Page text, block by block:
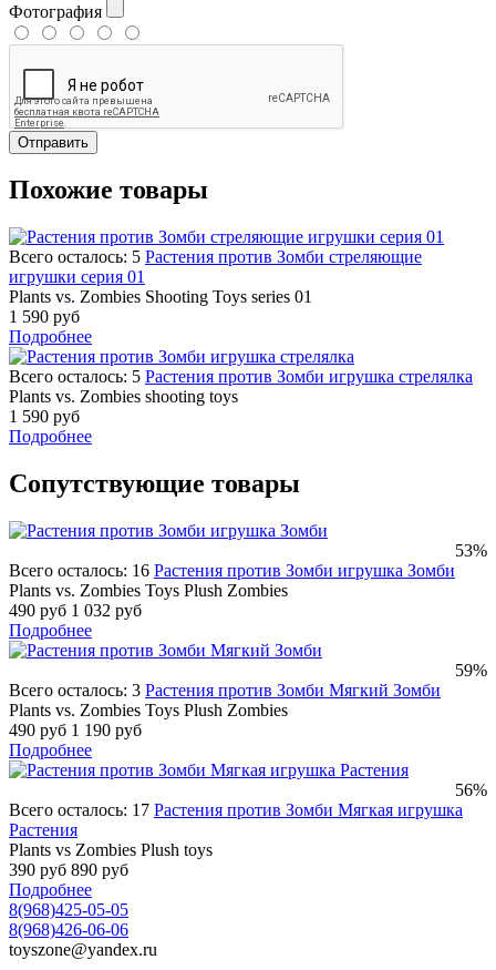
Фотография
Отправить
Похожие товары
Всего осталось: 5 Растения против Зомби стреляющие
игрушки серия 01
Plants vs. Zombies Shooting Toys series 01
1 590 руб
Подробнее
Всего осталось: 5 Растения против Зомби игрушка стрелялка
Plants vs. Zombies shooting toys
1 590 руб
Подробнее
Сопутствующие товары
53%
Всего осталось: 16 Растения против Зомби игрушка Зомби
Plants vs. Zombies Toys Plush Zombies
490 руб 1 032 руб
Подробнее
59%
Всего осталось: 3 Растения против Зомби Мягкий Зомби
Plants vs. Zombies Toys Plush Zombies
490 руб 1 190 руб
Подробнее
56%
Всего осталось: 17 Растения против Зомби Мягкая игрушка
Растения
Plants vs Zombies Plush toys
390 руб 890 руб
Подробнее
8(968)425-05-05
8(968)426-06-06
toyszone@yandex.ru